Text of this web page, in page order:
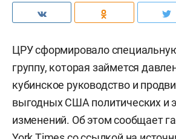
ЦРУ сформировало
группу, которая займется
кубинское руководство и
выгодных США политических и
изменений. Об этом сообщает